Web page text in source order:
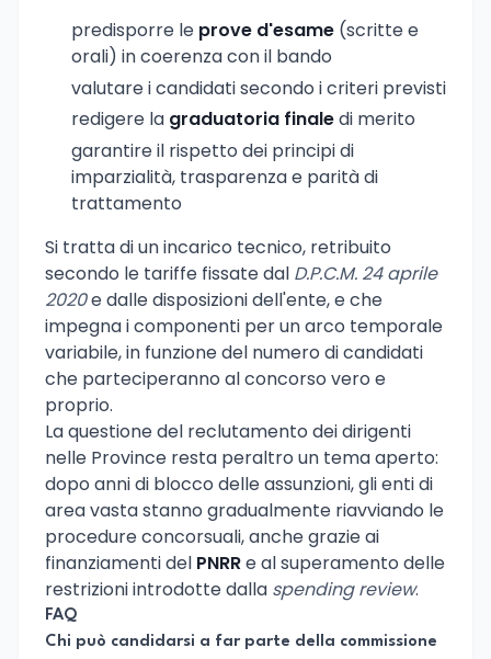
predisporre le prove d'esame (scritte e
orali) in coerenza con il bando
valutare i candidati secondo i criteri previsti
redigere la graduatoria finaledi merito
garantire il rispetto dei principi di
imparzialità, trasparenza e parità di
trattamento
Si tratta di un incarico tecnico, retribuito
secondo le tariffe fissate dal D.P.C.M. 24 aprile
2020e dalle disposizioni dell'ente, e che
impegna i componenti per un arco temporale
variabile, in funzione del numero di candidati
che parteciperanno al concorso vero e
proprio.
La questione del reclutamento dei dirigenti
nelle Province resta peraltro un tema aperto:
dopo anni di blocco delle assunzioni, gli enti di
area vasta stanno gradualmente riavviando le
procedure concorsuali, anche grazie ai
finanziamenti del PNRRe al superamento delle
restrizioni introdotte dalla spending review.
FAQ
Chi può candidarsi a far parte della commissione